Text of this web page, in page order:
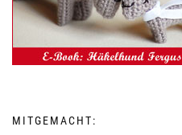
MITGEMACHT: